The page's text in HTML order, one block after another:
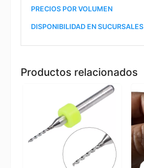
PRECIOS POR VOLUMEN
DISPONIBILIDAD EN SUCURSALES
Productos relacionados